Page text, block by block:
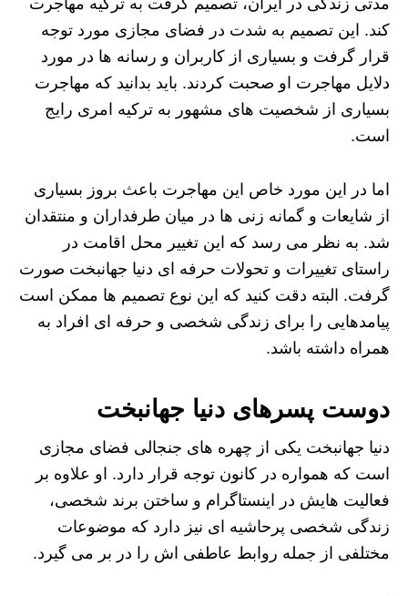
کند. این تصمیم به شدت در فضای مجازی مورد توجه
قرار گرفت و بسیاری از کاربران و رسانه ها در مورد
دلایل مهاجرت او صحبت کردند. باید بدانید که مهاجرت
بسیاری از شخصیت های مشهور به ترکیه امری رایج
است.
اما در این مورد خاص این مهاجرت باعث بروز بسیاری
از شایعات و گمانه زنی ها در میان طرفداران و منتقدان
شد. به نظر می رسد که این تغییر محل اقامت در
راستای تغییرات و تحولات حرفه ای دنیا جهانبخت صورت
گرفت. البته دقت کنید که این نوع تصمیم ها ممکن است
پیامدهایی را برای زندگی شخصی و حرفه ای افراد به
همراه داشته باشد.
دوست پسرهای دنیا جهانبخت
دنیا جهانبخت یکی از چهره های جنجالی فضای مجازی
است که همواره در کانون توجه قرار دارد. او علاوه بر
فعالیت هایش در اینستاگرام و ساختن برند شخصی،
زندگی شخصی پرحاشیه ای نیز دارد که موضوعات
مختلفی از جمله روابط عاطفی اش را در بر می گیرد.